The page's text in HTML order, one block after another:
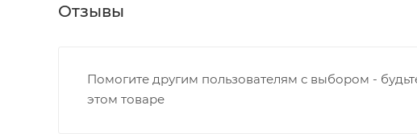
Отзывы
Помогите другим пользователям с выбором -
этом товаре